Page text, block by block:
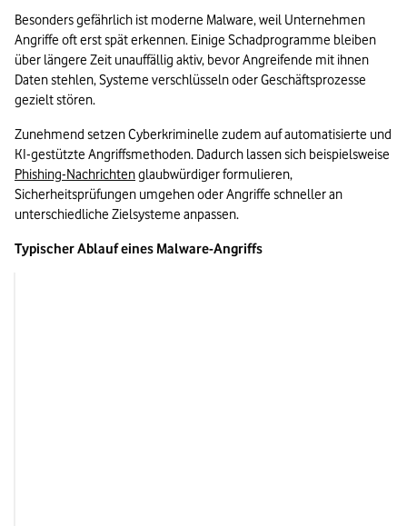
Besonders gefährlich ist moderne Malware, weil Unternehmen
Angriffe oft erst spät erkennen. Einige Schadprogramme bleiben
über längere Zeit unauffällig aktiv, bevor Angreifende mit ihnen
Daten stehlen, Systeme verschlüsseln oder Geschäftsprozesse
gezielt stören.
Zunehmend setzen Cyberkriminelle zudem auf automatisierte und
Phishing-Nachrichten glaubwürdiger formulieren,
Sicherheitsprüfungen umgehen oder Angriffe schneller an
unterschiedliche Zielsysteme anpassen.
Typischer Ablauf eines Malware-Angriffs